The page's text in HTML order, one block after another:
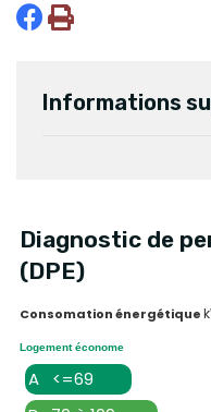
Informations
Diagnostic de
(DPE)
Consomation énergétique
Logement économe
A <=69